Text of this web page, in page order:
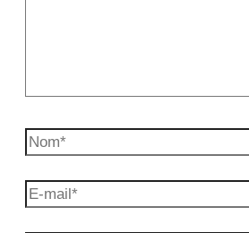
Nom*
E-
mail*